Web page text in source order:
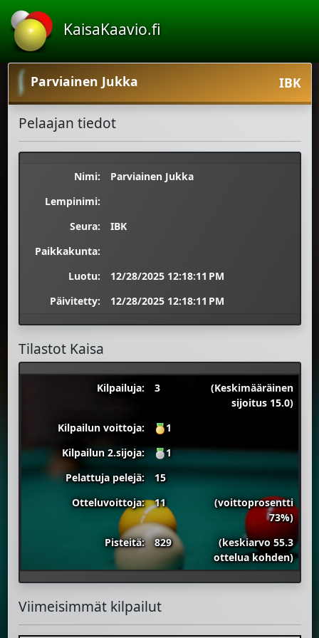
KaisaKaavio.fi
Parviainen Jukka IBK
Pelaajan tiedot
Nimi:
Parviainen Jukka
Lempinimi:
Seura:
IBK
Paikkakunta:
Luotu:
12/28/2025 12:18:11 PM
Päivitetty:
12/28/2025 12:18:11 PM
Tilastot Kaisa
Kilpailuja: 3
(Keskimääräinen
sijoitus 15.0)
Kilpailun voittoja:
1
Kilpailun 2.sijoja:
1
Pelattuja pelejä:
15
Otteluvoittoja:
11
(voittoprosentti
73%)
Pisteitä:
829
(keskiarvo 55.3
ottelua kohden)
Viimeisimmät kilpailut